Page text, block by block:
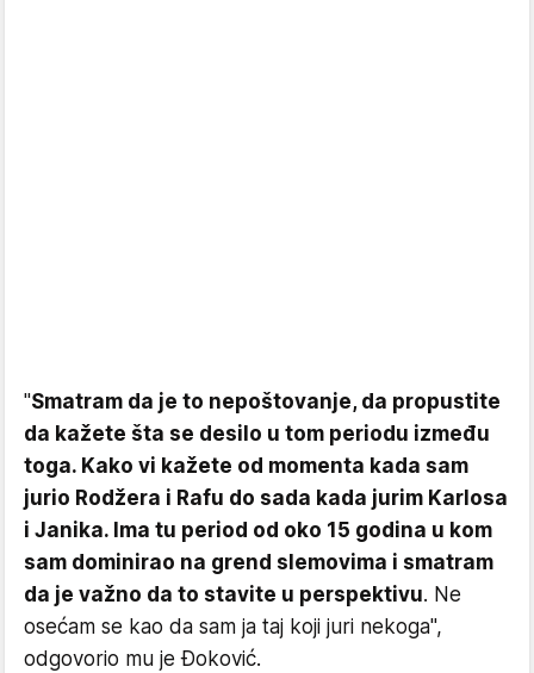
"Smatram da je to nepoštovanje, da propustite
da kažete šta se desilo u tom periodu između
toga. Kako vi kažete od momenta kada sam
jurio Rodžera i Rafu do sada kada jurim Karlosa
i Janika. Ima tu period od oko 15 godina u kom
sam dominirao na grend slemovima i smatram
da je važno da to stavite u perspektivu. Ne
osećam se kao da sam ja taj koji juri nekoga",
odgovorio mu je Đoković.